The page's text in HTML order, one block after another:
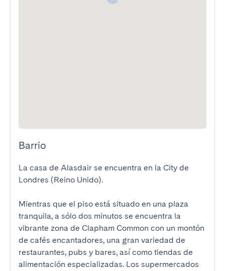
Barrio
La casa de Alasdair se encuentra en la City de
Londres (Reino Unido).
Mientras que el piso está situado en una plaza
tranquila, a sólo dos minutos se encuentra la
vibrante zona de Clapham Common con un montón
de cafés encantadores, una gran variedad de
restaurantes, pubs y bares, así como tiendas de
alimentación especializadas. Los supermercados